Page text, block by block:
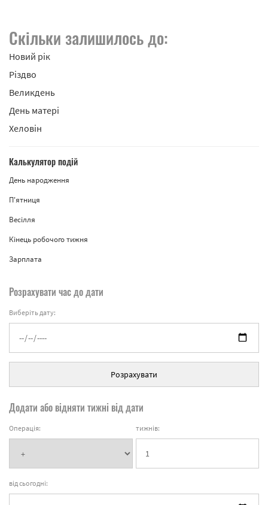
Скільки залишилось до:
Новий рік
Різдво
Великдень
День матері
Хеловін
Калькулятор подій
День народження
П'ятниця
Весілля
Кінець робочого тижня
Зарплата
Розрахувати час до дати
Виберіть дату:
Розрахувати
Додати або відняти тижні від дати
Операція: тижнів:
від сьогодні: